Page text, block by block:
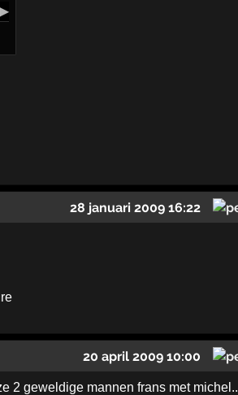
▶
28 januari 2009 16:22
20 april 2009 10:00
2 geweldige mannen frans met michel..